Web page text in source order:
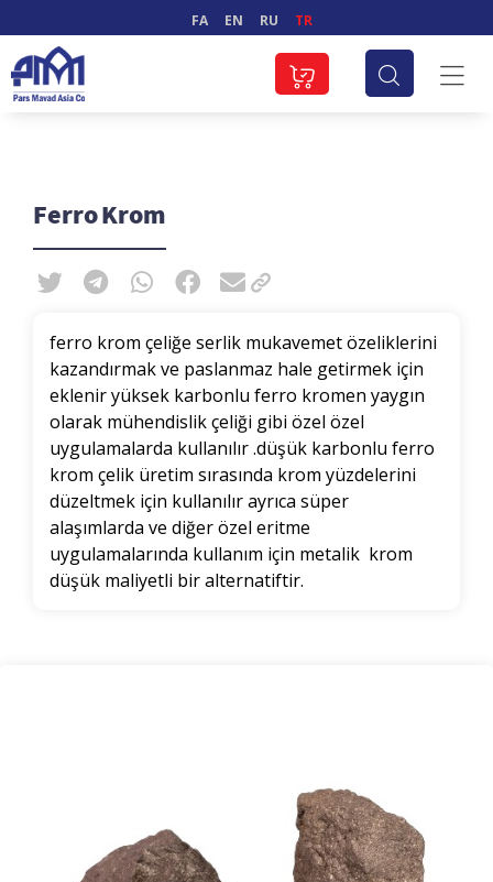
FA EN RU TR
Ferro Krom
ferro krom çeliğe serlik mukavemet özeliklerini
kazandırmak ve paslanmaz hale getirmek için
eklenir yüksek karbonlu ferro kromen yaygın
olarak mühendislik çeliği gibi özel özel
uygulamalarda kullanılır .düşük karbonlu ferro
krom çelik üretim sırasında krom yüzdelerini
düzeltmek için kullanılır ayrıca süper
alaşımlarda ve diğer özel eritme
uygulamalarında kullanım için metalik krom
düşük maliyetli bir alternatiftir.